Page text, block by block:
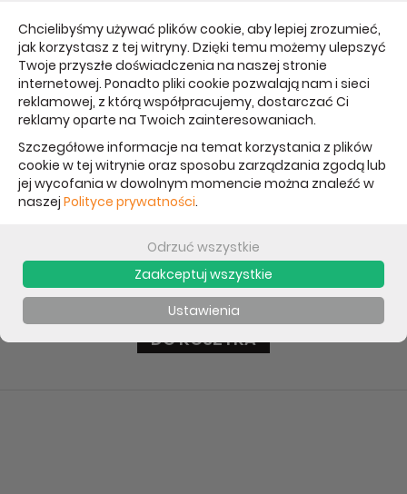
Uchwyt rowerowy uniwersalny 2295
35,01 PLN
**Najniższa cena od 30 dni: 39,00 PLN
DO KOSZYKA
Chcielibyśmy używać plików cookie, aby lepiej zrozumieć,
jak korzystasz z tej witryny. Dzięki temu możemy ulepszyć
Twoje przyszłe doświadczenia na naszej stronie
internetowej. Ponadto pliki cookie pozwalają nam i sieci
reklamowej, z którą współpracujemy, dostarczać Ci
reklamy oparte na Twoich zainteresowaniach.
Szczegółowe informacje na temat korzystania z plików
cookie w tej witrynie oraz sposobu zarządzania zgodą lub
jej wycofania w dowolnym momencie można znaleźć w
naszej Polityce prywatności.
Odrzuć wszystkie
Zaakceptuj wszystkie
Ustawienia